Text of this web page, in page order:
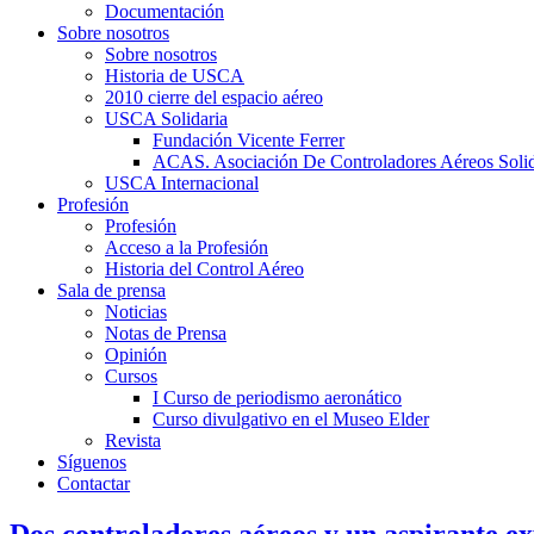
Documentación
Sobre nosotros
Sobre nosotros
Historia de USCA
2010 cierre del espacio aéreo
USCA Solidaria
Fundación Vicente Ferrer
ACAS. Asociación De Controladores Aéreos
USCA Internacional
Profesión
Profesión
Acceso a la Profesión
Historia del Control Aéreo
Sala de prensa
Noticias
Notas de Prensa
Opinión
Cursos
I Curso de periodismo aeronático
Curso divulgativo en el Museo Elder
Revista
Síguenos
Contactar